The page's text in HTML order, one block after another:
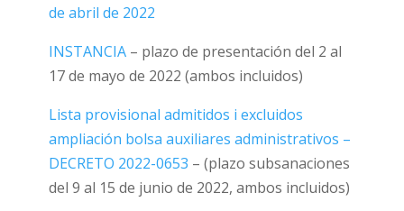
de abril de 2022
INSTANCIA– plazo de presentación del 2 al
17 de mayo de 2022 (ambos incluidos)
Lista provisional admitidos i excluidos
ampliación bolsa auxiliares administrativos –
DECRETO 2022-0653 – (plazo subsanaciones
del 9 al 15 de junio de 2022, ambos incluidos)